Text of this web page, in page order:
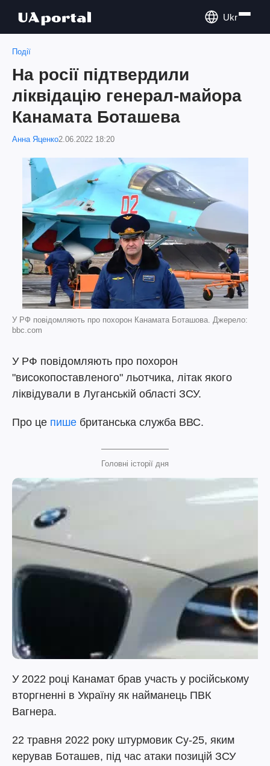
Ukr
Події
На росії підтвердили
ліквідацію генерал-майора
Канамата Боташева
Анна Яценко2.06.2022 18:20
У РФ повідомляють про похорон Канамата Боташова. Джерело:
bbc.com
У РФ повідомляють про похорон
"високопоставленого" льотчика, літак якого
ліквідували в Луганській області ЗСУ.
Про це пише британська служба ВВС.
Головні історії дня
У 2022 році Канамат брав участь у російському
вторгненні в Україну як найманець ПВК
Вагнера.
22 травня 2022 року штурмовик Су-25, яким
керував Боташев, під час атаки позицій ЗСУ